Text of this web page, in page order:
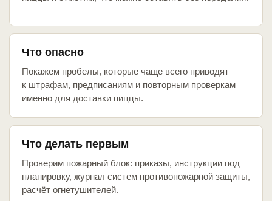
Что опасно
Покажем пробелы, которые чаще всего приводят
к штрафам, предписаниям и повторным проверкам
именно для доставки пиццы.
Что делать первым
Проверим пожарный блок: приказы, инструкции под
планировку, журнал систем противопожарной защиты,
расчёт огнетушителей.